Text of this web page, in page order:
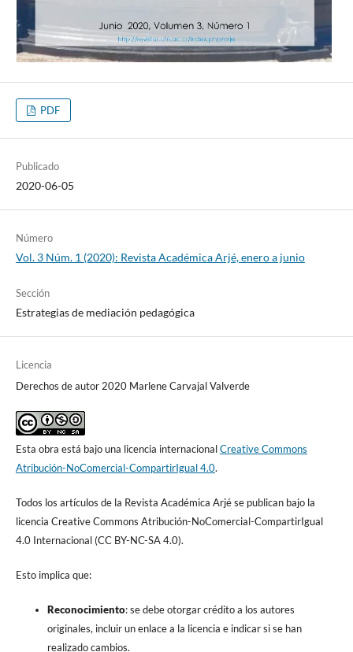
PDF
Publicado
2020-06-05
Número
Vol. 3 Núm. 1 (2020): Revista Académica Arjé, enero a junio
Sección
Estrategias de mediación pedagógica
Licencia
Derechos de autor 2020 Marlene Carvajal Valverde
Esta obra está bajo una licencia internacionalCreative Commons
Atribución-NoComercial-CompartirIgual 4.0.
Todos los artículos de la Revista Académica Arjé se publican bajo la
licencia Creative Commons Atribución-NoComercial-CompartirIgual
4.0 Internacional (CC BY-NC-SA 4.0).
Esto implica que:
Reconocimiento: se debe otorgar crédito a los autores
originales, incluir un enlace a la licencia e indicar si se han
realizado cambios.